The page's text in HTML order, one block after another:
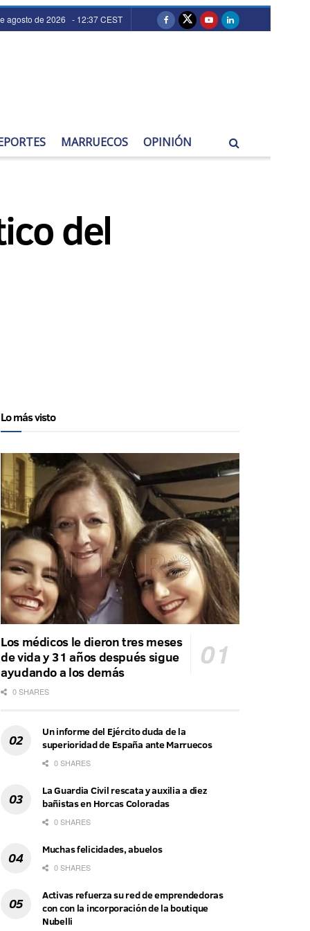
agosto de 2026 - 12:37 CEST
MARRUECOS OPINIÓN
del
Lo más visto
Los médicos le dieron tres meses
de vida y 31 años después sigue
ayudando a los demás
0 SHARES
Un informe del Ejército duda de la
superioridad de España ante Marruecos
0 SHARES
La Guardia Civil rescata y auxilia a diez
bañistas en Horcas Coloradas
0 SHARES
Muchas felicidades, abuelos
0 SHARES
Activas refuerza su red de emprendedoras
con con la incorporación de la boutique
Nubelli